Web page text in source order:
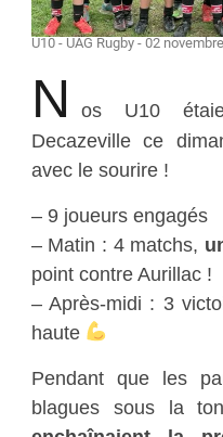
U10 - UAG Rugby - 02
N
os U10
Decazeville ce
avec le sourire !
– 9 joueurs engagés
– Matin : 4 matchs,
point contre Aurillac !
– Après-midi : 3
haute
Pendant que les
blagues sous la